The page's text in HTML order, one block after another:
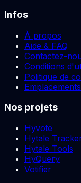
Infos
À propos
Aide & FAQ
Contactez-
Conditions
Politique de
Nos projets
Hyvote
Hytale
Hytale Tools
HyQuery
Votifier